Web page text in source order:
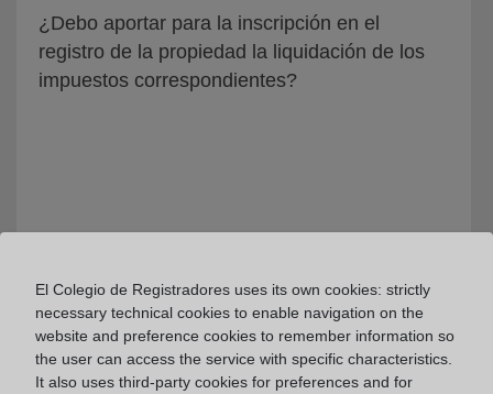
¿Debo aportar para la inscripción en el
registro de la propiedad la liquidación de los
impuestos correspondientes?
El Colegio de Registradores uses its own cookies: strictly
necessary technical cookies to enable navigation on the
website and preference cookies to remember information so
the user can access the service with specific characteristics.
It also uses third-party cookies for preferences and for